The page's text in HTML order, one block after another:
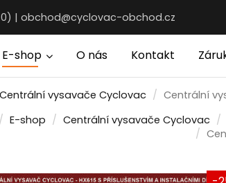
| obchod@cyclovac-obchod.cz
E-shop O nás Kontakt
Centrální vysavače Cyclovac
Centrální
E-shop
Centrální vysavače Cyclovac